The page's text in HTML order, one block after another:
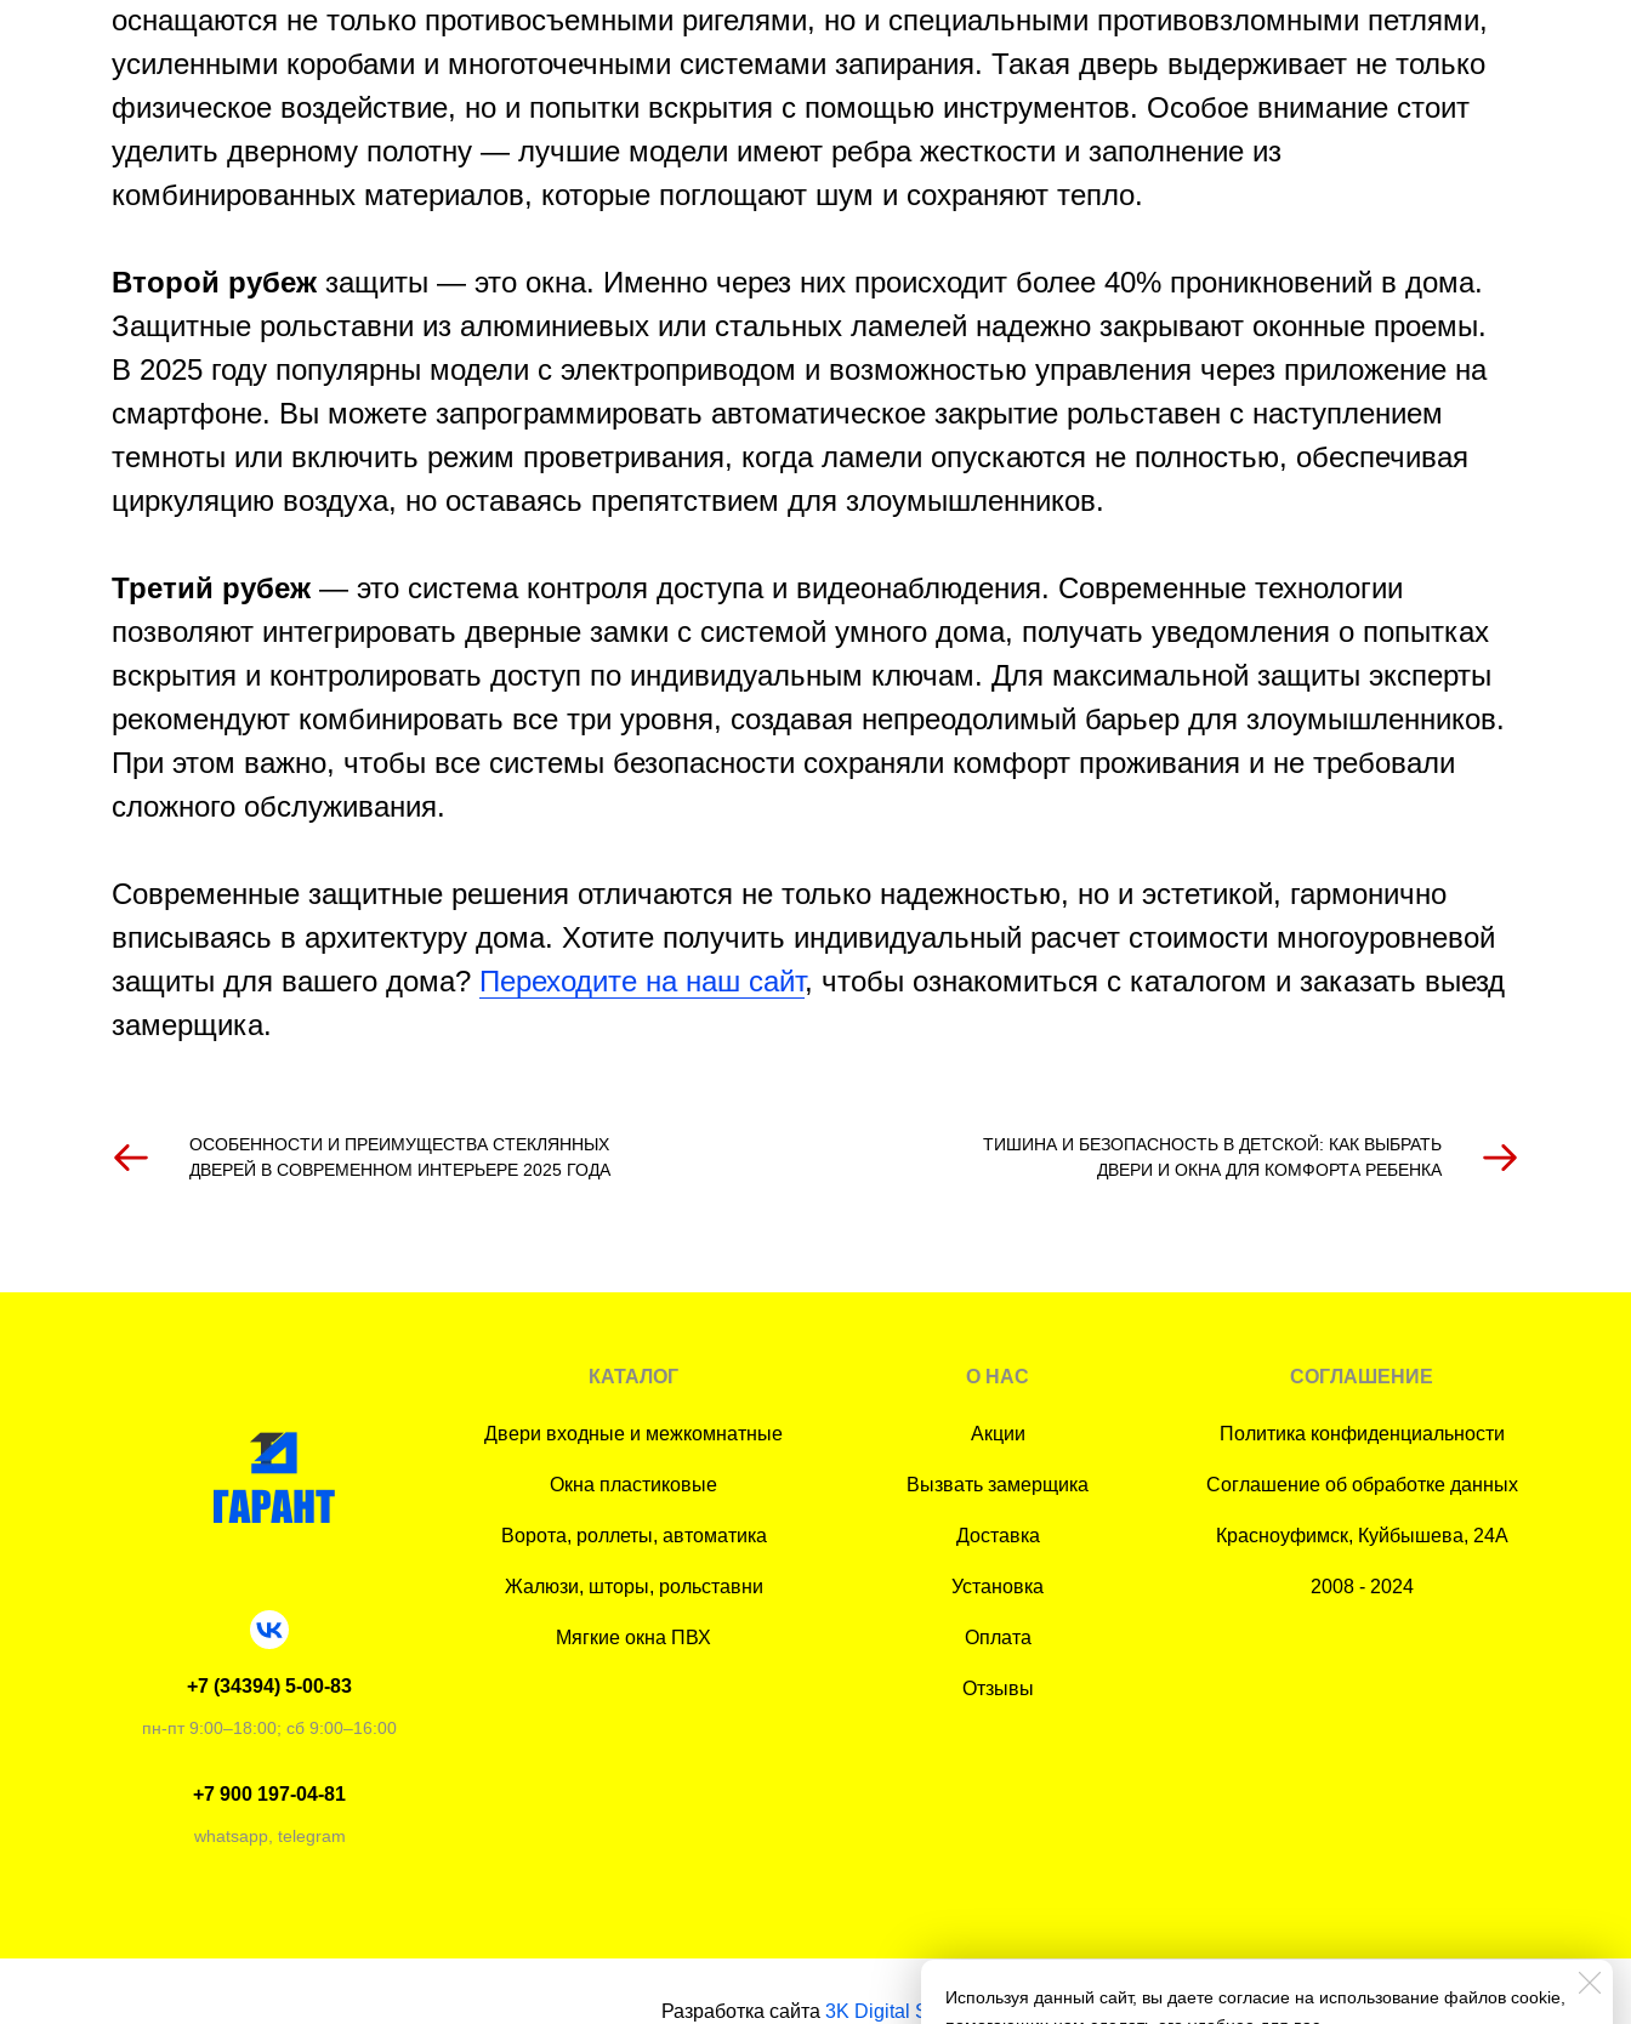
Используя данный сайт, вы даете согласие на использование файлов cookie,
оснащаются не только противосъемными ригелями, но и специальными противовзломными петлями,
усиленными коробами и многоточечными системами запирания. Такая дверь выдерживает не только
физическое воздействие, но и попытки вскрытия с помощью инструментов. Особое внимание стоит
уделить дверному полотну — лучшие модели имеют ребра жесткости и заполнение из
комбинированных материалов, которые поглощают шум и сохраняют тепло.
Второй рубеж защиты — это окна. Именно через них происходит более 40% проникновений в дома.
Защитные рольставни из алюминиевых или стальных ламелей надежно закрывают оконные проемы.
В 2025 году популярны модели с электроприводом и возможностью управления через приложение на
смартфоне. Вы можете запрограммировать автоматическое закрытие рольставен с наступлением
темноты или включить режим проветривания, когда ламели опускаются не полностью, обеспечивая
циркуляцию воздуха, но оставаясь препятствием для злоумышленников.
Третий рубеж — это система контроля доступа и видеонаблюдения. Современные технологии
позволяют интегрировать дверные замки с системой умного дома, получать уведомления о попытках
вскрытия и контролировать доступ по индивидуальным ключам. Для максимальной защиты эксперты
рекомендуют комбинировать все три уровня, создавая непреодолимый барьер для злоумышленников.
При этом важно, чтобы все системы безопасности сохраняли комфорт проживания и не требовали
сложного обслуживания.
Современные защитные решения отличаются не только надежностью, но и эстетикой, гармонично
вписываясь в архитектуру дома. Хотите получить индивидуальный расчет стоимости многоуровневой
защиты для вашего дома? Переходите на наш сайт, чтобы ознакомиться с каталогом и заказать выезд
замерщика.
ОСОБЕННОСТИ И ПРЕИМУЩЕСТВА СТЕКЛЯННЫХ
ДВЕРЕЙ В СОВРЕМЕННОМ ИНТЕРЬЕРЕ 2025 ГОДА
ТИШИНА И БЕЗОПАСНОСТЬ В ДЕТСКОЙ: КАК ВЫБРАТЬ
ДВЕРИ И ОКНА ДЛЯ КОМФОРТА РЕБЕНКА
+7 (34394) 5-00-83
пн-пт 9:00–18:00; сб 9:00–16:00
+7 900 197-04-81
whatsapp, telegram
КАТАЛОГ
Двери входные и межкомнатные
Окна пластиковые
Ворота, роллеты, автоматика
Жалюзи, шторы, рольставни
Мягкие окна ПВХ
О НАС
Акции
Вызвать замерщика
Доставка
Установка
Оплата
Отзывы
СОГЛАШЕНИЕ
Политика конфиденциальности
Соглашение об обработке данных
Красноуфимск, Куйбышева, 24А
2008 - 2024
Разработка сайта 3K Digital Studio